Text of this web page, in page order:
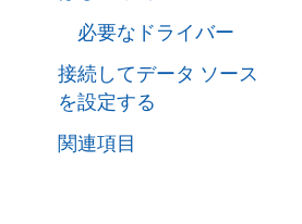
必要なドライバー
接続してデータ ソース
を設定する
関連項目